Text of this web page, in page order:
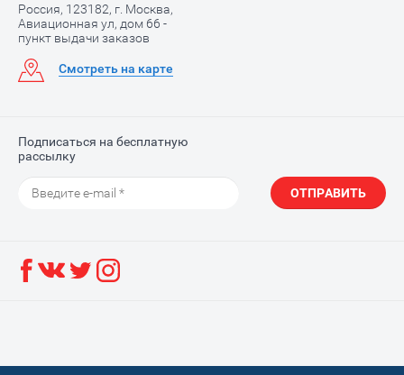
Россия, 123182, г. Москва,
Авиационная ул, дом 66 -
пункт выдачи заказов
Смотреть на карте
Подписаться на бесплатную
рассылку
ОТПРАВИТЬ